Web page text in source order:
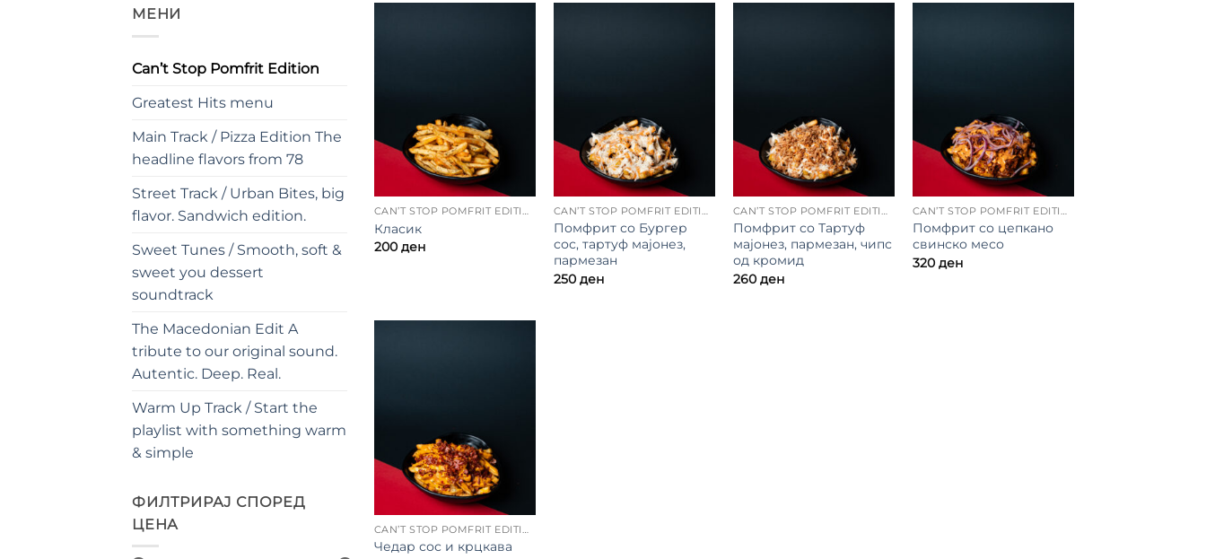
МЕНИ
Can’t Stop Pomfrit Edition
Greatest Hits menu
Main Track / Pizza Edition The
headline flavors from 78
Street Track / Urban Bites, big
flavor. Sandwich edition.
Sweet Tunes / Smooth, soft &
sweet you dessert
soundtrack
The Macedonian Edit A
tribute to our original sound.
Autentic. Deep. Real.
Warm Up Track / Start the
playlist with something warm
& simple
ФИЛТРИРАЈ СПОРЕД
ЦЕНА
CAN’T STOP POMFRIT EDITION
Класик
200ден
CAN’T STOP POMFRIT EDITION
Помфрит со Бургер
сос, тартуф мајонез,
пармезан
250ден
CAN’T STOP POMFRIT EDITION
Помфрит со Тартуф
мајонез, пармезан, чипс
од кромид
260ден
CAN’T STOP POMFRIT EDITION
Помфрит со цепкано
свинско месо
320ден
CAN’T STOP POMFRIT EDITION
Чедар сос и крцкава